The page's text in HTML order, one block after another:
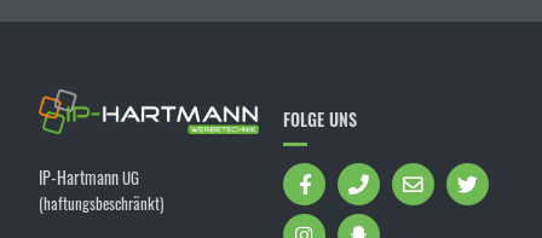
IP-HartmannUG
(haftungsbeschränkt)
FOLGE UNS